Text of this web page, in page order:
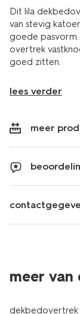
Dit lila
van stevig
goede
overtrek
goed zitten.
lees verder
meer
meer van
dekbedovertrek